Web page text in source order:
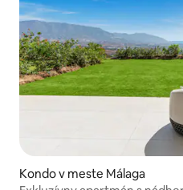
Kondo v meste Málaga